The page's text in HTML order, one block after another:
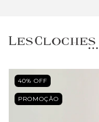
40% OFF
PROMOÇÃO